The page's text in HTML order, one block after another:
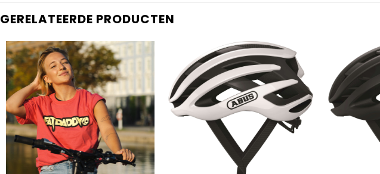
GERELATEERDE PRODUCTEN